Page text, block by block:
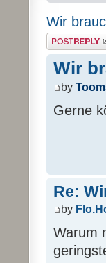
Wir
Post a reply
Wir
by
Gerne
Re:
by
Warum